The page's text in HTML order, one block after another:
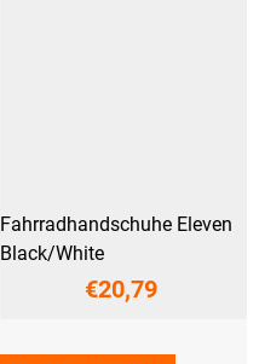
Fahrradhandschuhe Eleven
Black/White
€20,79